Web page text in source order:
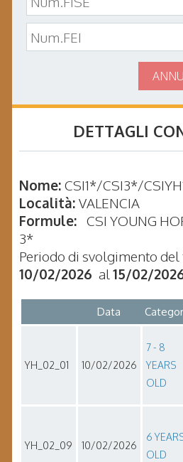
DETTAGLI
Nome: CSI1*/CSI3*/
Località: VALENCIA
Formule: CSI YOUNG
3*
Periodo di svolgimento del
10/02/2026 al 15/02/
Data
YH_02_01 10/02/2026
7 - 8
YEARS
OLD
YH_02_09 10/02/2026
6
OLD